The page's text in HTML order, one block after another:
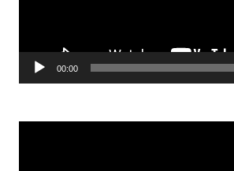
00:00
Odtwarzacz